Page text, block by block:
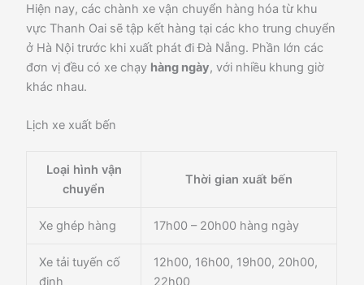
Hiện nay, các chành xe vận chuyển hàng hóa từ khu
vực Thanh Oai sẽ tập kết hàng tại các kho trung chuyển
ở Hà Nội trước khi xuất phát đi Đà Nẵng. Phần lớn các
đơn vị đều có xe chạy hàng ngày, với nhiều khung giờ
khác nhau.
Lịch xe xuất bến
Loại hình vận
chuyển
Thời gian xuất bến
Xe ghép hàng 17h00 – 20h00 hàng ngày
Xe tải tuyến cố
định
12h00, 16h00, 19h00, 20h00,
22h00